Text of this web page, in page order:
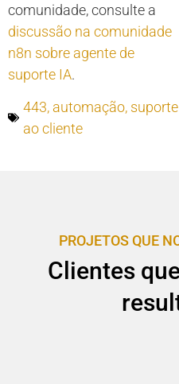
comunidade, consulte a
discussão na comunidade
n8n sobre agente de
suporte IA.
443, automação, suporte
ao cliente
PROJETOS QUE
Clientes